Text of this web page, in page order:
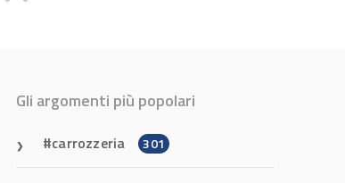
Gli argomenti più popolari
carrozzeria 301